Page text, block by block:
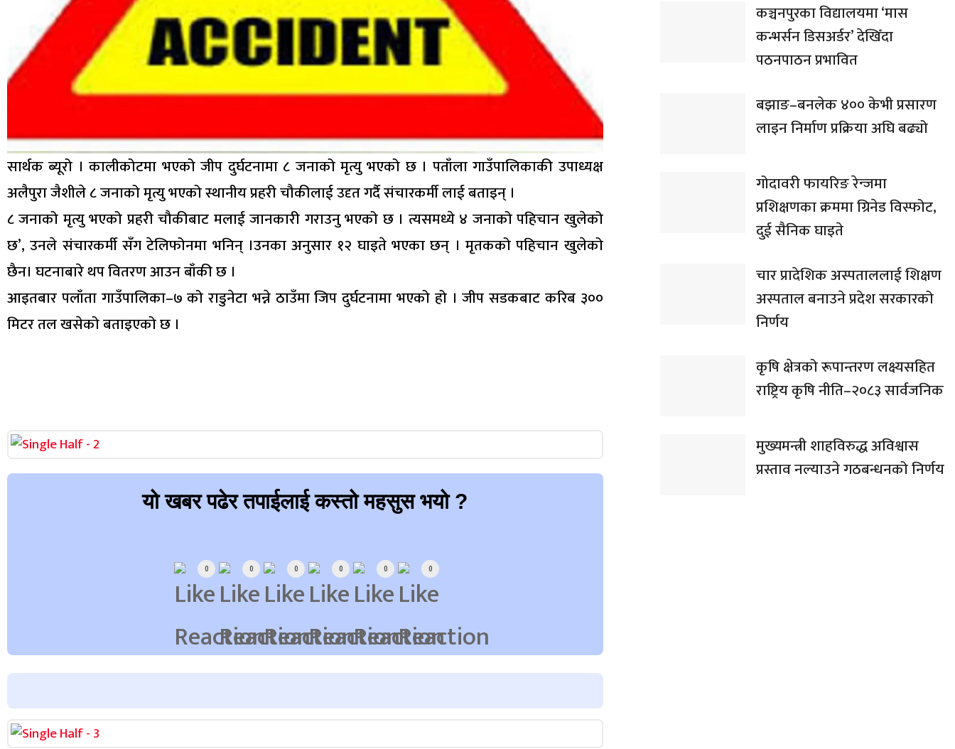
सार्थक ब्यूरो । कालीकोटमा भएको जीप दुर्घटनामा ८ जनाको मृत्यु भएको छ । पताँला गाउँपालिकाकी उपाध्यक्ष
अलैपुरा जैशीले ८ जनाको मृत्यु भएको स्थानीय प्रहरी चौकीलाई उदृत गर्दै संचारकर्मी लाई बताइन् ।
८ जनाको मृत्यु भएको प्रहरी चौकीबाट मलाई जानकारी गराउनु भएको छ । त्यसमध्ये ४ जनाको पहिचान खुलेको
छ’, उनले संचारकर्मी सँग टेलिफोनमा भनिन् ।उनका अनुसार १२ घाइते भएका छन् । मृतकको पहिचान खुलेको
छैन। घटनाबारे थप वितरण आउन बाँकी छ ।
आइतबार पलाँता गाउँपालिका–७ को राडुनेटा भन्ने ठाउँमा जिप दुर्घटनामा भएको हो । जीप सडकबाट करिब ३००
मिटर तल खसेको बताइएको छ ।
यो खबर पढेर तपाईलाई कस्तो महसुस भयो ?
0 0 0 0 0 0
कञ्चनपुरका विद्यालयमा ‘मास
कन्भर्सन डिसअर्डर’ देखिँदा
पठनपाठन प्रभावित
बझाङ–बनलेक ४०० केभी प्रसारण
लाइन निर्माण प्रक्रिया अघि बढ्यो
गोदावरी फायरिङ रेन्जमा
प्रशिक्षणका क्रममा ग्रिनेड विस्फोट,
दुई सैनिक घाइते
चार प्रादेशिक अस्पताललाई शिक्षण
अस्पताल बनाउने प्रदेश सरकारको
निर्णय
कृषि क्षेत्रको रूपान्तरण लक्ष्यसहित
राष्ट्रिय कृषि नीति–२०८३ सार्वजनिक
मुख्यमन्त्री शाहविरुद्ध अविश्वास
प्रस्ताव नल्याउने गठबन्धनको निर्णय